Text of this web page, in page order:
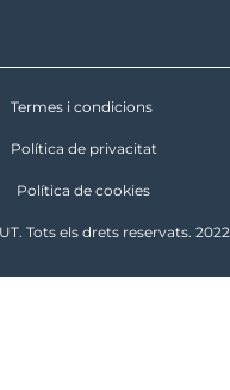
Termes i condicions
Política de privacitat
Política de cookies
Tots els drets reservats. 2022